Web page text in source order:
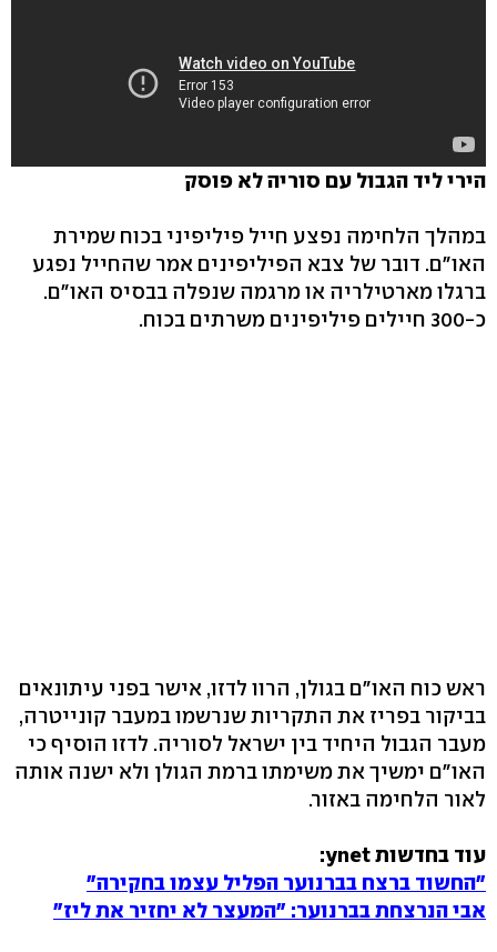
הירי ליד הגבול עם סוריה לא פוסק
במהלך הלחימה נפצע חייל פיליפיני בכוח שמירת
האו"ם. דובר של צבא הפיליפינים אמר שהחייל נפגע
ברגלו מארטילריה או מרגמה שנפלה בבסיס האו"ם.
כ-300 חיילים פיליפינים משרתים בכוח.
ראש כוח האו"ם בגולן, הרוו לדזו, אישר בפני עיתונאים
בביקור בפריז את התקריות שנרשמו במעבר קונייטרה,
מעבר הגבול היחיד בין ישראל לסוריה. לדזו הוסיף כי
האו"ם ימשיך את משימתו ברמת הגולן ולא ישנה אותה
לאור הלחימה באזור.
עוד בחדשות ynet:
"החשוד ברצח בברנוער הפליל עצמו בחקירה"
אבי הנרצחת בברנוער: "המעצר לא יחזיר את ליז"